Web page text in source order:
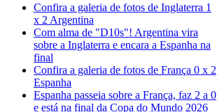
Confira a galeria de fotos de Inglaterra 1
x 2 Argentina
Com alma de "D10s"! Argentina vira
sobre a Inglaterra e encara a Espanha na
final
Confira a galeria de fotos de França 0 x 2
Espanha
Espanha passeia sobre a França, faz 2 a 0
e está na final da Copa do Mundo 2026